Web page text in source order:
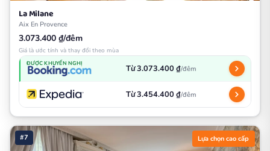
La Milane
Aix En Provence
3.073.400 ₫/đêm
Giá là ước tính và thay đổi theo mùa
ĐƯỢC KHUYẾN NGHỊ Từ 3.073.400 ₫/đêm
Từ 3.454.400 ₫/đêm
#7 Lựa chọn cao cấp